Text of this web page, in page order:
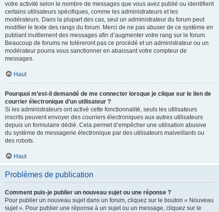
votre activité selon le nombre de messages que vous avez publié ou identifient
certains utilisateurs spécifiques, comme les administrateurs et les
modérateurs. Dans la plupart des cas, seul un administrateur du forum peut
modifier le texte des rangs du forum. Merci de ne pas abuser de ce système en
publiant inutilement des messages afin d’augmenter votre rang sur le forum.
Beaucoup de forums ne toléreront pas ce procédé et un administrateur ou un
modérateur pourra vous sanctionner en abaissant votre compteur de
messages.
Haut
Pourquoi m’est-il demandé de me connecter lorsque je clique sur le lien de
courrier électronique d’un utilisateur ?
Si les administrateurs ont activé cette fonctionnalité, seuls les utilisateurs
inscrits peuvent envoyer des courriers électroniques aux autres utilisateurs
depuis un formulaire dédié. Cela permet d’empêcher une utilisation abusive
du système de messagerie électronique par des utilisateurs malveillants ou
des robots.
Haut
Problèmes de publication
Comment puis-je publier un nouveau sujet ou une réponse ?
Pour publier un nouveau sujet dans un forum, cliquez sur le bouton « Nouveau
sujet ». Pour publier une réponse à un sujet ou un message, cliquez sur le